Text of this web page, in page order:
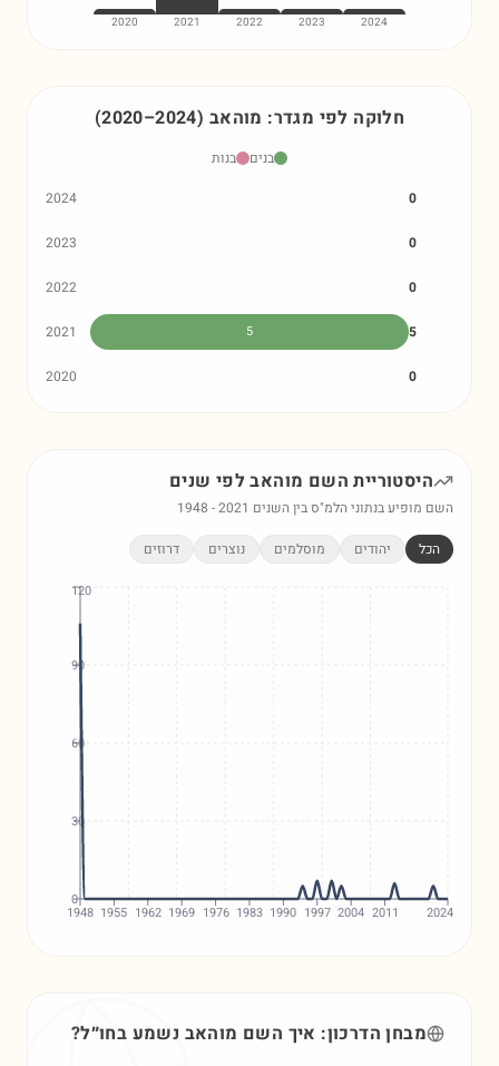
2024
2023
2022
2021
2020
חלוקה לפי מגדר: מוהאב (2020–2024)
בנים
בנות
2024
0
2023 0
2022 0
2021 5 5
2020 0
היסטוריית השם מוהאבלפי שנים
השם מופיע בנתוני הלמ"ס בין השנים 1948 -2021
הכל יהודים מוסלמים נוצרים דרוזים
1948 1955 1962 1969 1976 1983 1990 1997 2004 2011 2024
0
30
60
90
120
מבחן הדרכון: איך השם מוהאב נשמע בחו״ל?